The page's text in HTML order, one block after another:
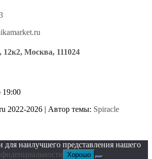
12к2, Москва, 111024
19:00
2022-2026 | Автор темы: Spiracle
наилучшего представления нашего
Хорошо